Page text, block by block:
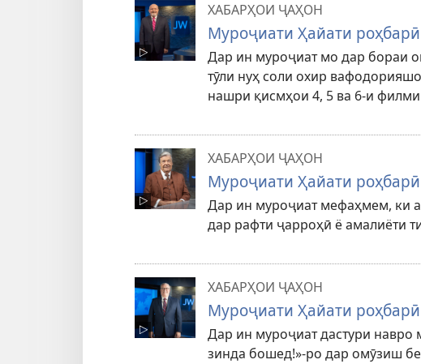
ХАБАРҲОИ ҶАҲОН
Муроҷиати Ҳайати
Дар ин муроҷиат мо дар бораи
тӯли нуҳ соли охир
нашри қисмҳои 4, 5 ва 6-и
ХАБАРҲОИ ҶАҲОН
Муроҷиати Ҳайати
Дар ин муроҷиат мефаҳмем, ки
дар рафти ҷарроҳӣ ё амалиёти
ХАБАРҲОИ ҶАҲОН
Муроҷиати Ҳайати
Дар ин муроҷиат дастури
зинда бошед!»-ро дар омӯзиш